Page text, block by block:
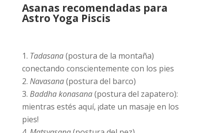
Asanas recomendadas para
Astro Yoga Piscis
Tadasana(postura de la montaña)
conectando conscientemente con los pies
Navasana(postura del barco)
Baddha konasana(postura del zapatero):
mientras estés aquí, ¡date un masaje en los
pies!